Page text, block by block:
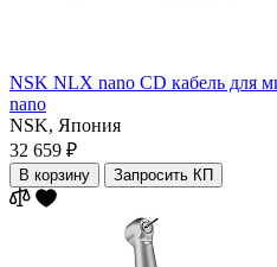
NSK NLX nano CD кабель для
nano
NSK, Япония
32 659 ₽
В корзину Запросить КП